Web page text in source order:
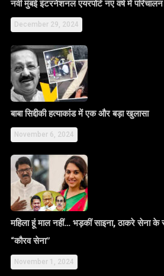
नवी मुंबई इंटरनेशनल एयरपोर्ट नए वर्ष में
December 29, 2024
बाबा सिद्दीकी हत्याकांड में एक और बड़ा खुलासा
November 6, 2024
महिला हूं माल नहीं… भड़कीं साइना, ठाकरे सेना के
“कौरव सेना”
November 1, 2024